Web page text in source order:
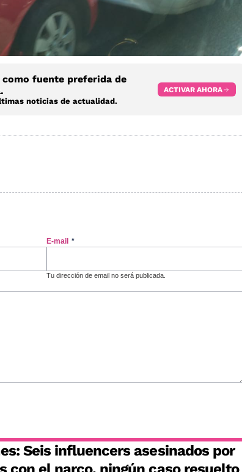
como fuente preferida de
noticias de actualidad.
ACTIVAR AHORA
E-mail *
Tu dirección de email no será publicada.
Seis influencers asesinados por